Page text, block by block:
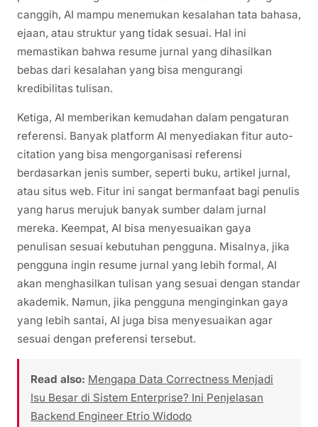
canggih, AI mampu menemukan kesalahan tata bahasa,
ejaan, atau struktur yang tidak sesuai. Hal ini
memastikan bahwa resume jurnal yang dihasilkan
bebas dari kesalahan yang bisa mengurangi
kredibilitas tulisan.
Ketiga, AI memberikan kemudahan dalam pengaturan
referensi. Banyak platform AI menyediakan fitur auto-
citation yang bisa mengorganisasi referensi
berdasarkan jenis sumber, seperti buku, artikel jurnal,
atau situs web. Fitur ini sangat bermanfaat bagi penulis
yang harus merujuk banyak sumber dalam jurnal
mereka. Keempat, AI bisa menyesuaikan gaya
penulisan sesuai kebutuhan pengguna. Misalnya, jika
pengguna ingin resume jurnal yang lebih formal, AI
akan menghasilkan tulisan yang sesuai dengan standar
akademik. Namun, jika pengguna menginginkan gaya
yang lebih santai, AI juga bisa menyesuaikan agar
sesuai dengan preferensi tersebut.
Read also: Mengapa Data Correctness Menjadi
Isu Besar di Sistem Enterprise? Ini Penjelasan
Backend Engineer Etrio Widodo